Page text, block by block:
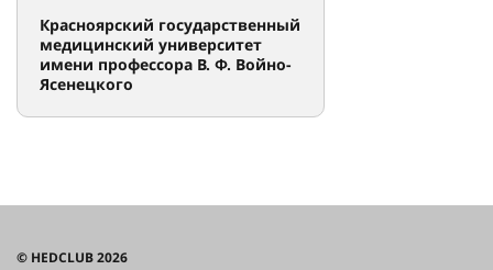
Красноярский государственный
медицинский университет
имени профессора В. Ф. Войно-
Ясенецкого
© HEDCLUB 2026